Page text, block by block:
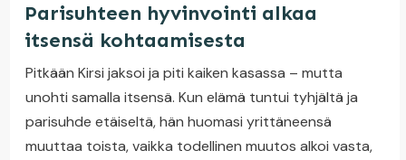
Parisuhteen hyvinvointi alkaa
itsensä kohtaamisesta
Pitkään Kirsi jaksoi ja piti kaiken kasassa – mutta
unohti samalla itsensä. Kun elämä tuntui tyhjältä ja
parisuhde etäiseltä, hän huomasi yrittäneensä
muuttaa toista, vaikka todellinen muutos alkoi vasta,